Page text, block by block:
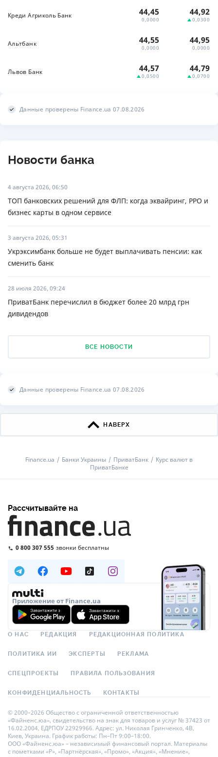
Креди Агриколь Банк 44,45
0,0000
44,92
0,0300
Альтбанк 44,55
0,0000
44,95
0,0000
Львов Банк 44,57
0,0500
44,79
0,0700
Данные проверены Finance.ua 07.08.2026
Новости банка
4 августа 2026, 06:50
ТОП банковских решений для ФЛП: когда эквайринг, РРО и
бизнес карты в одном сервисе
3 августа 2026, 05:31
Укрэксимбанк больше не будет выплачивать пенсии: как
сменить банк
28 июля 2026, 09:24
ПриватБанк перечислил в бюджет более 20 млрд грн
дивидендов
ВСЕ НОВОСТИ
Данные проверены Finance.ua 07.08.2026
НАВЕРХ
Finance.ua Банки Украины ПриватБанк
Курс валют в
ПриватБанке
Рассчитывайте на
0 800 307 555 звонки бесплатны
Приложение от Finance.ua
О НАС РЕДАКЦИЯ РЕДАКЦИОННАЯ ПОЛИТИКА
ПОЛИТИКА ИИ ЭКСПЕРТЫ РЕКЛАМА
СПЕЦПРОЕКТЫ ПРАВИЛА ПОЛЬЗОВАНИЯ
КОНФИДЕНЦИАЛЬНОСТЬ КОНТАКТЫ
© 2000–2026 Общество с ограниченной ответственностью
«Файненс.юа», свидетельство на знак для товаров и услуг № 37423 от
16.02.2004, ЕДРПОУ 22929966. Адрес: ул. Николая Гринченко, 4В,
Киев, Украина. График работы: Пн–Пт 9:00–18:00.
ООО «Файненс.юа» – независимый финансовый портал. Материалы
с пометками «Р», «Партнёрская», «Промо», «Акция», «Мнение»,